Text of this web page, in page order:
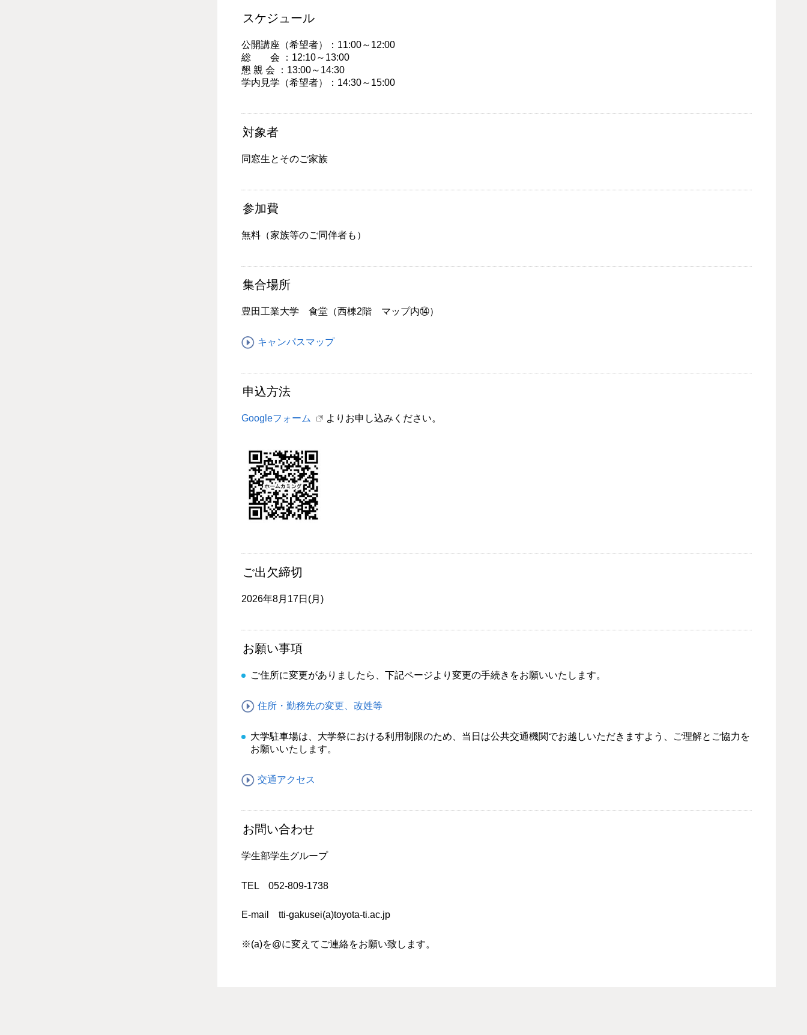
スケジュール
公開講座（希望者）：11:00～12:00
総 会 ：12:10～13:00
懇 親 会 ：13:00～14:30
学内見学（希望者）：14:30～15:00
対象者
同窓生とそのご家族
参加費
無料（家族等のご同伴者も）
集合場所
豊田工業大学 食堂（西棟2階 マップ内⑭）
キャンパスマップ
申込方法
Googleフォーム よりお申し込みください。
ご出欠締切
2026年8月17日(月)
お願い事項
ご住所に変更がありましたら、下記ページより変更の手続きをお願いいたします。
住所・勤務先の変更、改姓等
大学駐車場は、大学祭における利用制限のため、当日は公共交通機関でお越しいただきますよう、ご理解とご協力を
お願いいたします。
交通アクセス
お問い合わせ
学生部学生グループ
TEL 052-809-1738
E-mail tti-gakusei(a)toyota-ti.ac.jp
※(a)を@に変えてご連絡をお願い致します。